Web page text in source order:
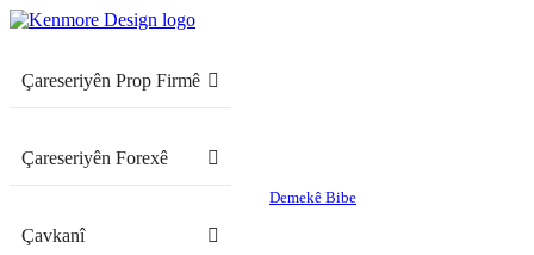
Çareseriyên Prop Firmê
Çareseriyên Forexê
Çavkanî
Demekê Bibe